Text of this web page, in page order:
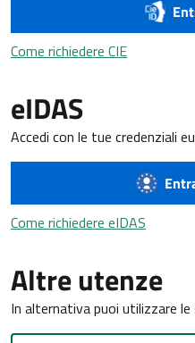
Come richiedere CIECome
eIDAS
Accedi con le tue credenziali
Come richiedere eIDAS
Altre utenze
In alternativa puoi utilizzare